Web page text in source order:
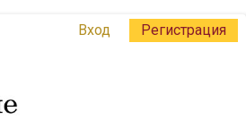
Вход Регистрация